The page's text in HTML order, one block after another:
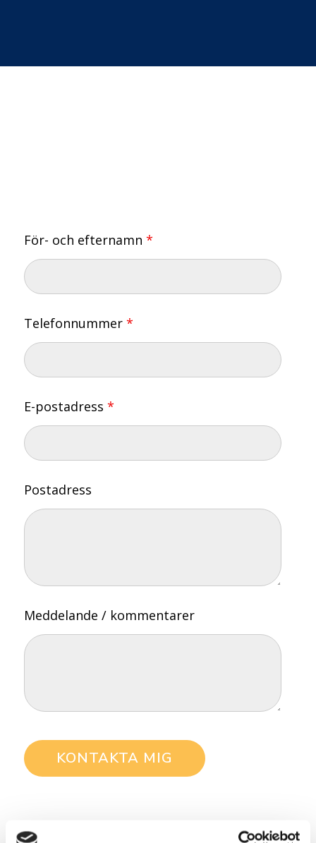
För- och efternamn *
Telefonnummer *
E-postadress *
Postadress
Meddelande / kommentarer